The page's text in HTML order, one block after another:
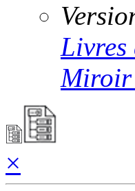
Livres
Miroir
×